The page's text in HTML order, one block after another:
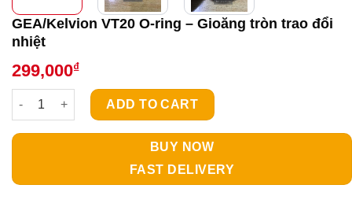
GEA/Kelvion VT20 O-ring – Gioăng tròn trao đổi
nhiệt
299,000₫
GEA/Kelvion VT20 O-ring - Gioăng tròn trao đổi nhiệt quantity
ADD TO CART
BUY NOW
FAST DELIVERY